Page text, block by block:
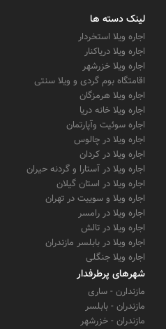
لینک دسته ها
اجاره ویلا استخردار
اجاره ویلا دریاکنار
اجاره ویلا خزرشهر
اقامتگاه بوم گردی و ویلا سنتی
اجاره ویلا هرمزگان
اجاره ویلا خانه دریا
اجاره سوئیت وآپارتمان
اجاره ویلا در چالوس
اجاره ویلا در کردان
اجاره ویلا در آستارا و گردنه حیران
اجاره ویلا در استان گیلان
اجاره ویلا و سوییت در تهران
اجاره ویلا در رامسر
اجاره ویلا در تالش
اجاره ویلا در بابلسر مازندران
اجاره ویلا جنگلی
شهرهای پرطرفدار
مازندارن - ساری
مازندران - بابلسر
مازندران - خزرشهر